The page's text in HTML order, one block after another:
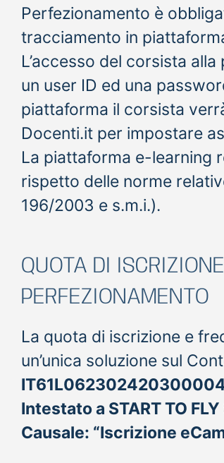
Perfezionamento è
tracciamento in
L’accesso del corsista
un user ID ed una
piattaforma il corsista
Docenti.it per impostare
La piattaforma e-learning
rispetto delle norme
196/2003 e s.m.i.).
QUOTA DI
PERFEZIONAMENTO
La quota di iscrizione e
un’unica soluzione sul
Intestato a START TO FLY
Causale: “Iscrizione